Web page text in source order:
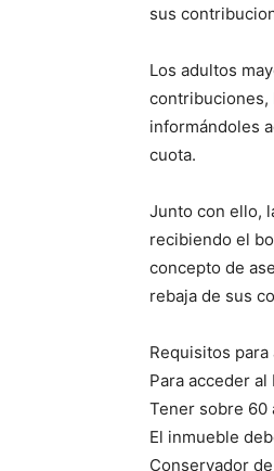
sus
Los adultos
contribuciones,
informándoles
cuota.
Junto con ello,
recibiendo el
concepto de
rebaja de sus
Requisitos para
Para acceder
Tener sobre 60
El inmueble
Conservador